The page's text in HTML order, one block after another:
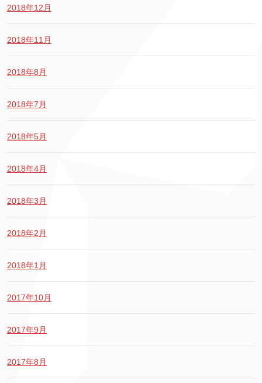
2018年12月
2018年11月
2018年8月
2018年7月
2018年5月
2018年4月
2018年3月
2018年2月
2018年1月
2017年10月
2017年9月
2017年8月